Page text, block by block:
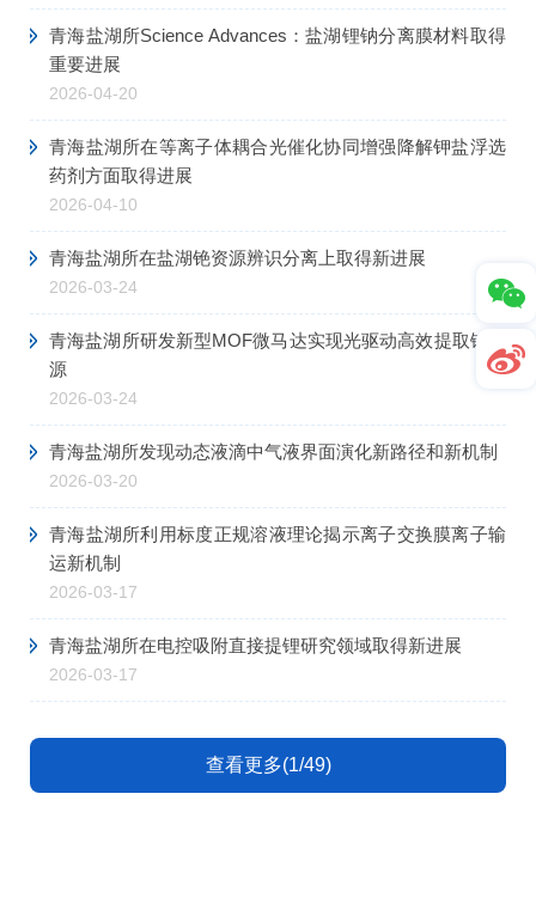
青海盐湖所Science Advances：盐湖锂钠分离膜材料取得
重要进展
2026-04-20
青海盐湖所在等离子体耦合光催化协同增强降解钾盐浮选
药剂方面取得进展
2026-04-10
青海盐湖所在盐湖铯资源辨识分离上取得新进展
2026-03-24
青海盐湖所研发新型MOF微马达实现光驱动高效提取铀资
源
2026-03-24
青海盐湖所发现动态液滴中气液界面演化新路径和新机制
2026-03-20
青海盐湖所利用标度正规溶液理论揭示离子交换膜离子输
运新机制
2026-03-17
青海盐湖所在电控吸附直接提锂研究领域取得新进展
2026-03-17
查看更多(1/49)